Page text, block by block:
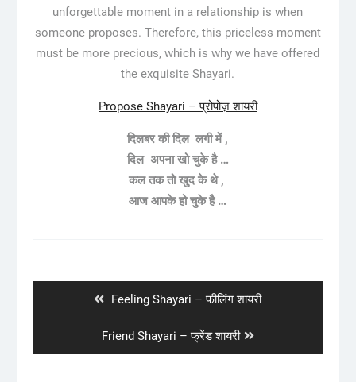
unforgettable moment in a relationship is when
someone proposes. Therefore, this priceless moment
must be more precious, which is why we have offered
the exquisite Shayari.
Propose Shayari – प्रोपोज़ शायरी
दिलबर की दिल लगी में ,
दिल अपना खो चुके है …
कल तक तो खुद के थे ,
आज आपके हो चुके है …
Previous
Feeling Shayari – फीलिंग शायरी
Next
post:
Friend Shayari – फ्रेंड शायरी